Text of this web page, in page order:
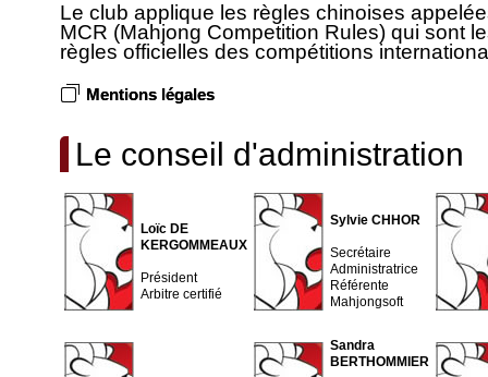
Le club applique les règles chinoises
MCR (Mahjong Competition Rules) qui sont
règles officielles des compétitions
Mentions légales
Le conseil d'administration
Loïc DE
KERGOMMEAUX
Président
Arbitre certifié
Sylvie CHHOR
Secrétaire
Administratrice
Référente
Mahjongsoft
Sandra
BERTHOMMIER